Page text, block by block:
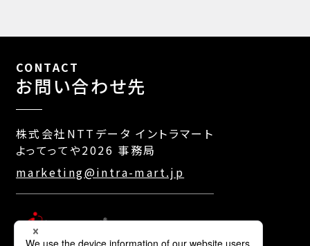
CONTACT
お問い合わせ先
株式会社NTTデータ イントラマート
よってってや2026 事務局
marketing@intra-mart.jp